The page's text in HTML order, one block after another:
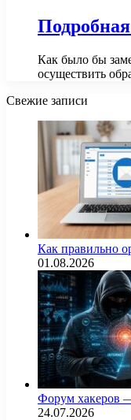
Как было бы
осуществить
Свежие записи
Как правильно
01.08.2026
Форум хакеров
24.07.2026